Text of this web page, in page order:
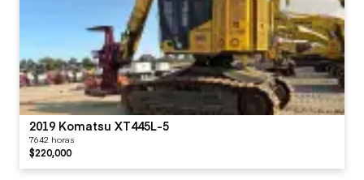
2019 Komatsu XT445L-5
7642 horas
$220,000